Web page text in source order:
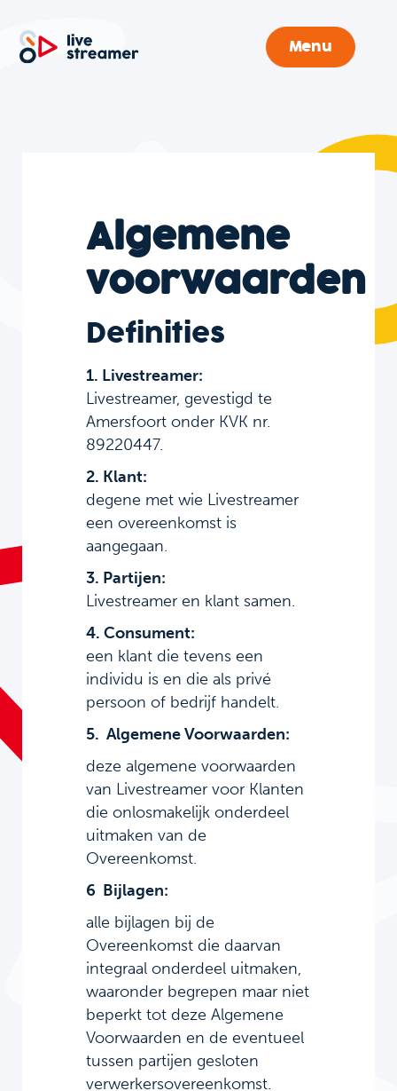
Menu
Algemene
voorwaarden
Definities
1. Livestreamer:
Livestreamer, gevestigd te
Amersfoort onder KVK nr.
89220447.
2. Klant:
degene met wie Livestreamer
een overeenkomst is
aangegaan.
3. Partijen:
Livestreamer en klant samen.
4. Consument:
een klant die tevens een
individu is en die als privé
persoon of bedrijf handelt.
5. Algemene Voorwaarden:
deze algemene voorwaarden
van Livestreamer voor Klanten
die onlosmakelijk onderdeel
uitmaken van de
Overeenkomst.
6 Bijlagen:
alle bijlagen bij de
Overeenkomst die daarvan
integraal onderdeel uitmaken,
waaronder begrepen maar niet
beperkt tot deze Algemene
Voorwaarden en de eventueel
tussen partijen gesloten
verwerkersovereenkomst.